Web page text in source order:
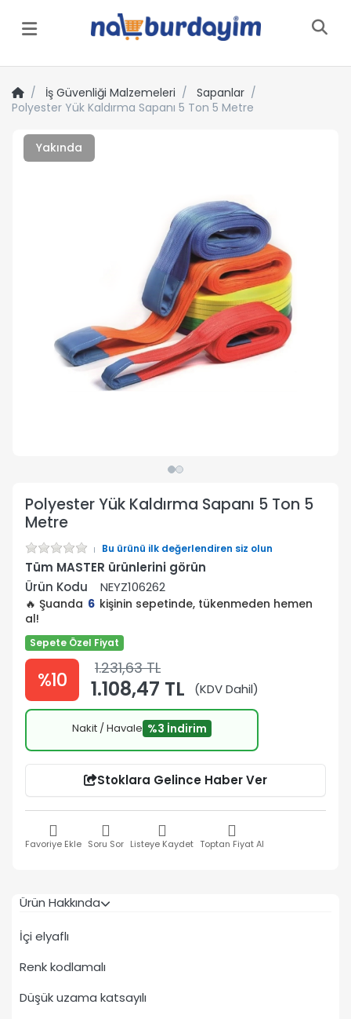
Menü
İş Güvenliği Malzemeleri
Sapanlar
Polyester Yük Kaldırma Sapanı 5 Ton 5 Metre
Yakında
Polyester Yük Kaldırma Sapanı 5 Ton 5
Metre
Bu ürünü ilk değerlendiren siz olun
Tüm MASTER ürünlerini görün
Ürün Kodu
NEYZ106262
🔥 Şuanda 6 kişinin sepetinde, tükenmeden hemen
al!
Sepete Özel Fiyat
%10 1.231,63 TL
1.108,47 TL (KDV Dahil)
Nakit / Havale %3 İndirim
Stoklara Gelince Haber Ver
Favoriye Ekle Soru Sor Listeye Kaydet Toptan Fiyat Al
Ürün Hakkında
İçi elyaflı
Renk kodlamalı
Düşük uzama katsayılı